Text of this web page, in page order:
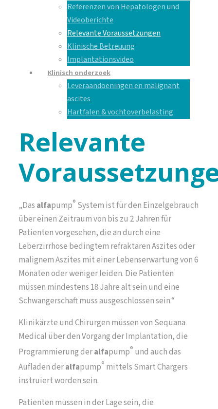
Referenzen von Hepatologen und
Videoberichte
Relevante Voraussetzungen
Klinische Betreuung
Implantationsvideo
Klinisch onderzoek
Leveraandoeningen en malignant
ascites
Hartfalen & vochtoverbelasting
Relevante
„Das alfapump® System ist für den Einzelgebrauch
über einen Zeitraum von bis zu 2 Jahren für
Patienten vorgesehen, die an durch eine
Leberzirrhose bedingtem refraktären Aszites oder
malignem Aszites mit einer Lebenserwartung von 6
Monaten oder weniger leiden. Die Patienten
müssen mindestens 18 Jahre alt sein und eine
Schwangerschaft muss ausgeschlossen sein.“
Klinikärzte und Chirurgen müssen von Sequana
Medical über den Vorgang der Implantation, die
Programmierung deralfapump® und auch das
Aufladen deralfapump® mittels Smart Chargers
instruiert worden sein.
Patienten müssen in der Lage sein, die